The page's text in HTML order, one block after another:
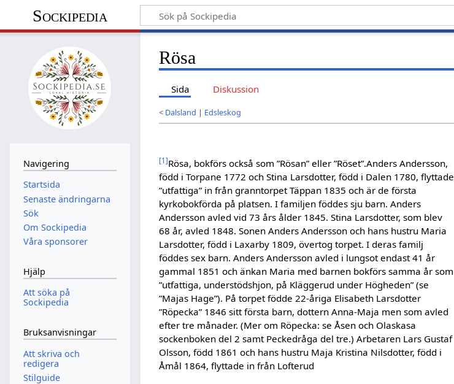
Sockipedia
Rösa
Sida Diskussion
< Dalsland | Edsleskog
[1]Rösa, bokförs också som ”Rösan” eller ”Röset”.Anders Andersson,
född i Torpane 1772 och Stina Larsdotter, född i Dalen 1780, flyttade
”utfattiga” in från granntorpet Täppan 1835 och är de första
kyrkobokförda på platsen. I familjen föddes sju barn. Anders
Andersson avled vid 73 års ålder 1845. Stina Larsdotter, som blev
68 år, avled 1848. Sonen Anders Andersson och hans hustru Maria
Larsdotter, född i Laxarby 1809, övertog torpet. I deras familj
föddes sex barn. Anders Andersson avled i lungsot endast 41 år
gammal 1851 och änkan Maria med barnen bokförs samma år som
”utfattiga, understödshjon, på Kläggerud under Högheden” (se
”Majas Hage”). På torpet födde 22-åriga Elisabeth Larsdotter
”Röpecka” 1846 sitt första barn, dottern Anna-Maja men som avled
efter tre månader. (Mer om Röpecka: se Åsen och Olaskasa
sockenboken del 2 samt Peckedråga del tre.) Arbetaren Lars Gustaf
Olsson, född 1861 och hans hustru Maja Kristina Nilsdotter, född i
Åmål 1864, flyttade in från Lofterud
Navigering
Startsida
Senaste ändringarna
Sök
Om Sockipedia
Våra sponsorer
Hjälp
Att söka på
Sockipedia
Bruksanvisningar
Att skriva och
redigera
Stilguide